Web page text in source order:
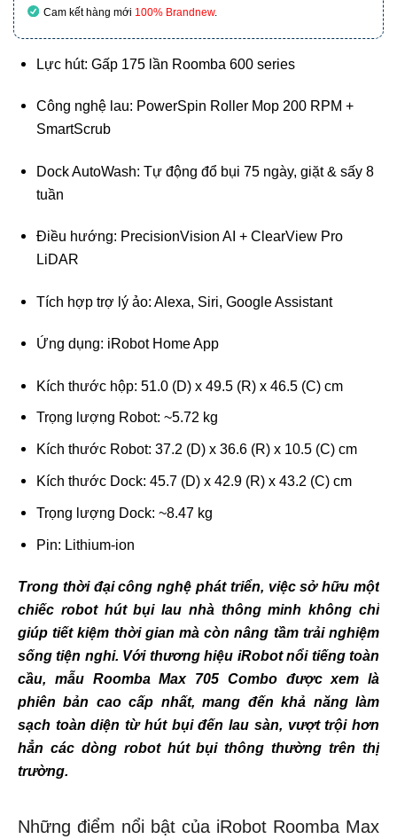
Cam kết hàng mới 100% Brandnew.
Lực hút: Gấp 175 lần Roomba 600 series
Công nghệ lau: PowerSpin Roller Mop 200 RPM +
SmartScrub
Dock AutoWash: Tự động đổ bụi 75 ngày, giặt & sấy 8
tuần
Điều hướng: PrecisionVision AI + ClearView Pro
LiDAR
Tích hợp trợ lý ảo: Alexa, Siri, Google Assistant
Ứng dụng: iRobot Home App
Kích thước hộp: 51.0 (D) x 49.5 (R) x 46.5 (C) cm
Trọng lượng Robot: ~5.72 kg
Kích thước Robot: 37.2 (D) x 36.6 (R) x 10.5 (C) cm
Kích thước Dock: 45.7 (D) x 42.9 (R) x 43.2 (C) cm
Trọng lượng Dock: ~8.47 kg
Pin: Lithium-ion
Trong thời đại công nghệ phát triển, việc sở hữu một
chiếc robot hút bụi lau nhà thông minh không chỉ
giúp tiết kiệm thời gian mà còn nâng tầm trải nghiệm
sống tiện nghi. Với thương hiệu iRobot nổi tiếng toàn
cầu, mẫu Roomba Max 705 Combo được xem là
phiên bản cao cấp nhất, mang đến khả năng làm
sạch toàn diện từ hút bụi đến lau sàn, vượt trội hơn
hẳn các dòng robot hút bụi thông thường trên thị
trường.
Những điểm nổi bật của iRobot Roomba Max